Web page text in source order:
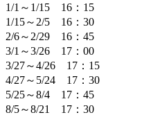
1/1～1/15 16：15
1/15～2/5 16：30
2/6～2/29 16：45
3/1～3/26 17：00
3/27～4/26 17：15
4/27～5/24 17：30
5/25～8/4 17：45
8/5～8/21 17：30